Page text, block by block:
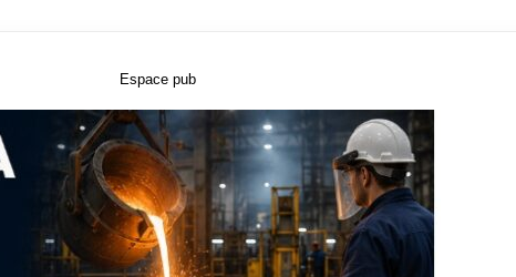
Espace pub